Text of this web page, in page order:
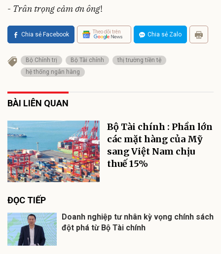
- Trân trọng cảm ơn ông!
Chia sẻ Facebook Theo dõi trên Chia sẻ Zalo
Bộ Chính trị Bộ Tài chính
thị trường tiền tệ
hệ thống ngân hàng
BÀI LIÊN QUAN
Bộ Tài chính : Phần lớn
các mặt hàng của Mỹ
sang Việt Nam chịu
thuế 15%
ĐỌC TIẾP
Doanh nghiệp tư nhân kỳ vọng chính sách
đột phá từ Bộ Tài chính